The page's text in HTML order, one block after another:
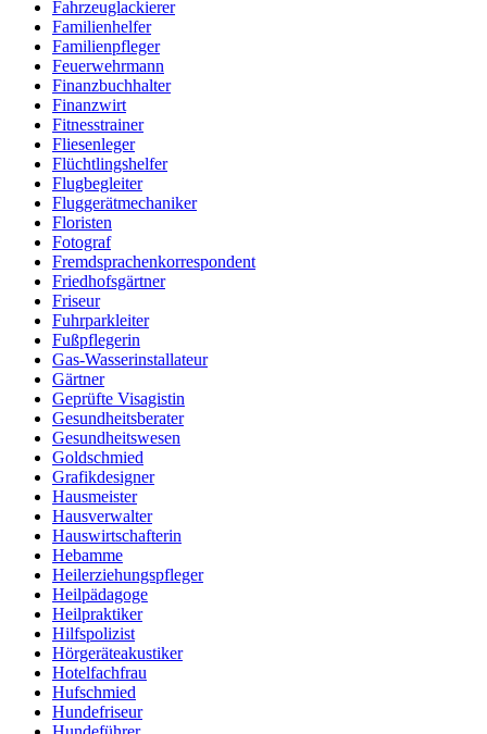
Fahrzeuglackierer
Familienhelfer
Familienpfleger
Feuerwehrmann
Finanzbuchhalter
Finanzwirt
Fitnesstrainer
Fliesenleger
Flüchtlingshelfer
Flugbegleiter
Fluggerätmechaniker
Floristen
Fotograf
Fremdsprachenkorrespondent
Friedhofsgärtner
Friseur
Fuhrparkleiter
Fußpflegerin
Gas-Wasserinstallateur
Gärtner
Geprüfte Visagistin
Gesundheitsberater
Gesundheitswesen
Goldschmied
Grafikdesigner
Hausmeister
Hausverwalter
Hauswirtschafterin
Hebamme
Heilerziehungspfleger
Heilpädagoge
Heilpraktiker
Hilfspolizist
Hörgeräteakustiker
Hotelfachfrau
Hufschmied
Hundefriseur